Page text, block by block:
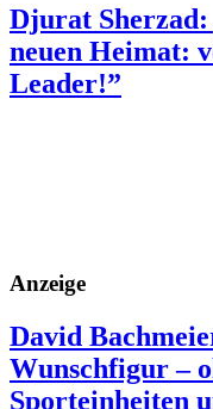
Djurat
neuen Heimat:
Leader!”
Anzeige
David
Wunschfigur –
Sporteinheiten